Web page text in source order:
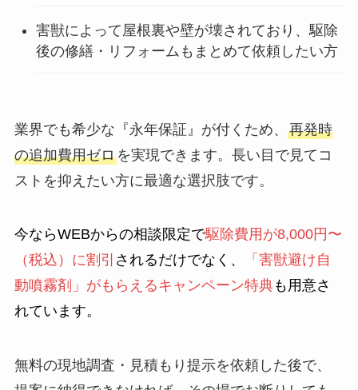
害獣によって屋根裏や壁が壊されており、駆除
後の修繕・リフォームもまとめて依頼したい方
業界でも希少な『永年保証』が付くため、 再発時
の追加費用ゼロを実現できます。長い目で見てコ
ストを抑えたい方に最適な選択肢です。
今ならWEBからの相談限定で駆除費用が8,000円〜
（税込）に割引 されるだけでなく、
「害獣避け自
動噴霧剤」がもらえるキャンペーン特典も用意さ
れています。
無料の現地調査・見積もり提示を依頼した後で、